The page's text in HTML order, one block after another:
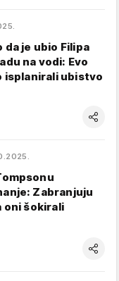
je ubio Filipa
na vodi: Evo
isplanirali ubistvo
Zabranjuju
oni šokirali